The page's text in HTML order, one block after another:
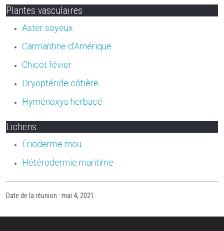
Plantes vasculaires
Aster soyeux
Carmantine d'Amérique
Chicot févier
Dryoptéride côtière
Hyménoxys herbacé
Lichens
Érioderme mou
Hétérodermie maritime
Date de la réunion : mai 4, 2021